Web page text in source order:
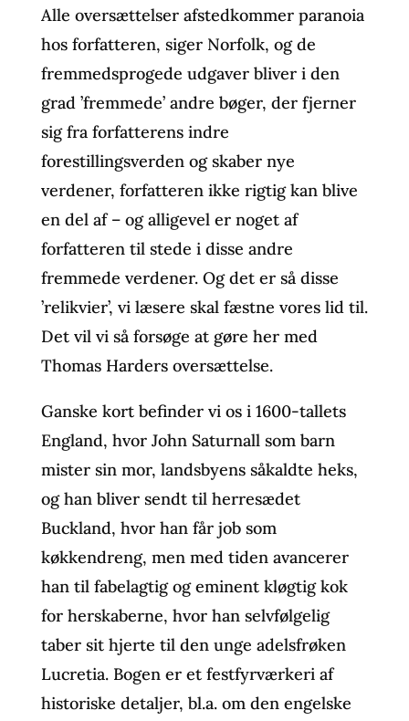
Alle oversættelser afstedkommer paranoia
hos forfatteren, siger Norfolk, og de
fremmedsprogede udgaver bliver i den
grad ’fremmede’ andre bøger, der fjerner
sig fra forfatterens indre
forestillingsverden og skaber nye
verdener, forfatteren ikke rigtig kan blive
en del af – og alligevel er noget af
forfatteren til stede i disse andre
fremmede verdener. Og det er så disse
’relikvier’, vi læsere skal fæstne vores lid til.
Det vil vi så forsøge at gøre her med
Thomas Harders oversættelse.
Ganske kort befinder vi os i 1600-tallets
England, hvor John Saturnall som barn
mister sin mor, landsbyens såkaldte heks,
og han bliver sendt til herresædet
Buckland, hvor han får job som
køkkendreng, men med tiden avancerer
han til fabelagtig og eminent kløgtig kok
for herskaberne, hvor han selvfølgelig
taber sit hjerte til den unge adelsfrøken
Lucretia. Bogen er et festfyrværkeri af
historiske detaljer, bl.a. om den engelske